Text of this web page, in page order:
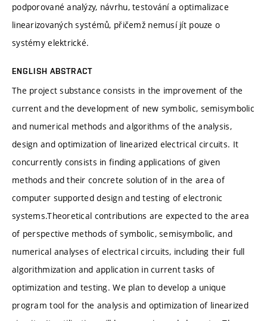
podporované analýzy, návrhu, testování a optimalizace
linearizovaných systémů, přičemž nemusí jít pouze o
systémy elektrické.
ENGLISH ABSTRACT
The project substance consists in the improvement of the
current and the development of new symbolic, semisymbolic
and numerical methods and algorithms of the analysis,
design and optimization of linearized electrical circuits. It
concurrently consists in finding applications of given
methods and their concrete solution of in the area of
computer supported design and testing of electronic
systems.Theoretical contributions are expected to the area
of perspective methods of symbolic, semisymbolic, and
numerical analyses of electrical circuits, including their full
algorithmization and application in current tasks of
optimization and testing. We plan to develop a unique
program tool for the analysis and optimization of linearized